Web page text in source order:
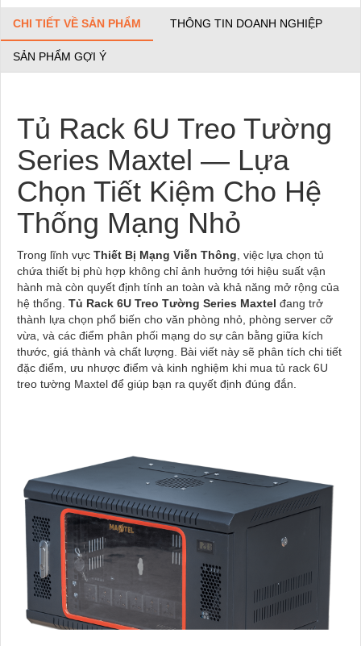
CHI TIẾT VỀ SẢN PHẨM THÔNG TIN DOANH NGHIỆP
SẢN PHẨM GỢI Ý
Tủ Rack 6U Treo Tường
Series Maxtel — Lựa
Chọn Tiết Kiệm Cho Hệ
Thống Mạng Nhỏ
Trong lĩnh vực Thiết Bị Mạng Viễn Thông, việc lựa chọn tủ
chứa thiết bị phù hợp không chỉ ảnh hưởng tới hiệu suất vận
hành mà còn quyết định tính an toàn và khả năng mở rộng của
hệ thống. Tủ Rack 6U Treo Tường Series Maxtel đang trở
thành lựa chọn phổ biến cho văn phòng nhỏ, phòng server cỡ
vừa, và các điểm phân phối mạng do sự cân bằng giữa kích
thước, giá thành và chất lượng. Bài viết này sẽ phân tích chi tiết
đặc điểm, ưu nhược điểm và kinh nghiệm khi mua tủ rack 6U
treo tường Maxtel để giúp bạn ra quyết định đúng đắn.